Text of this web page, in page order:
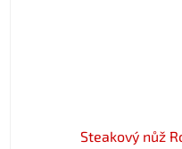
Steakový nůž